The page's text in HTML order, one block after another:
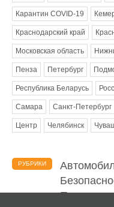
Карантин COVID-19
Краснодарский край
Московская область
Пенза Петербург
Республика Беларусь
Самара Санкт-Петербург
Центр Челябинск
РУБРИКИ
Помощь